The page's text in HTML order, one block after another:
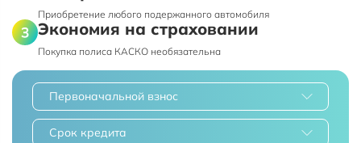
Приобретение любого подержанного автомобиля
Экономия на страховании
Покупка полиса КАСКО необязательна
Первоначальной взнос
Срок кредита